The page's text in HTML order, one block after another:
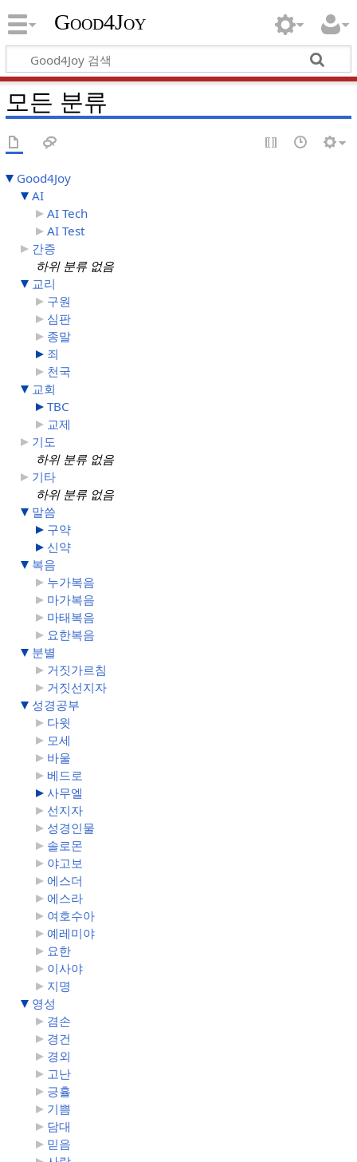
Good4Joy
모든 분류
Good4Joy
AI
AI Tech
AI Test
간증
하위 분류 없음
교리
구원
심판
종말
죄
천국
교회
TBC
교제
기도
하위 분류 없음
기타
하위 분류 없음
말씀
구약
신약
복음
누가복음
마가복음
마태복음
요한복음
분별
거짓가르침
거짓선지자
성경공부
다윗
모세
바울
베드로
사무엘
선지자
성경인물
솔로몬
야고보
에스더
에스라
여호수아
예레미야
요한
이사야
지명
영성
겸손
경건
경외
고난
긍휼
기쁨
담대
믿음